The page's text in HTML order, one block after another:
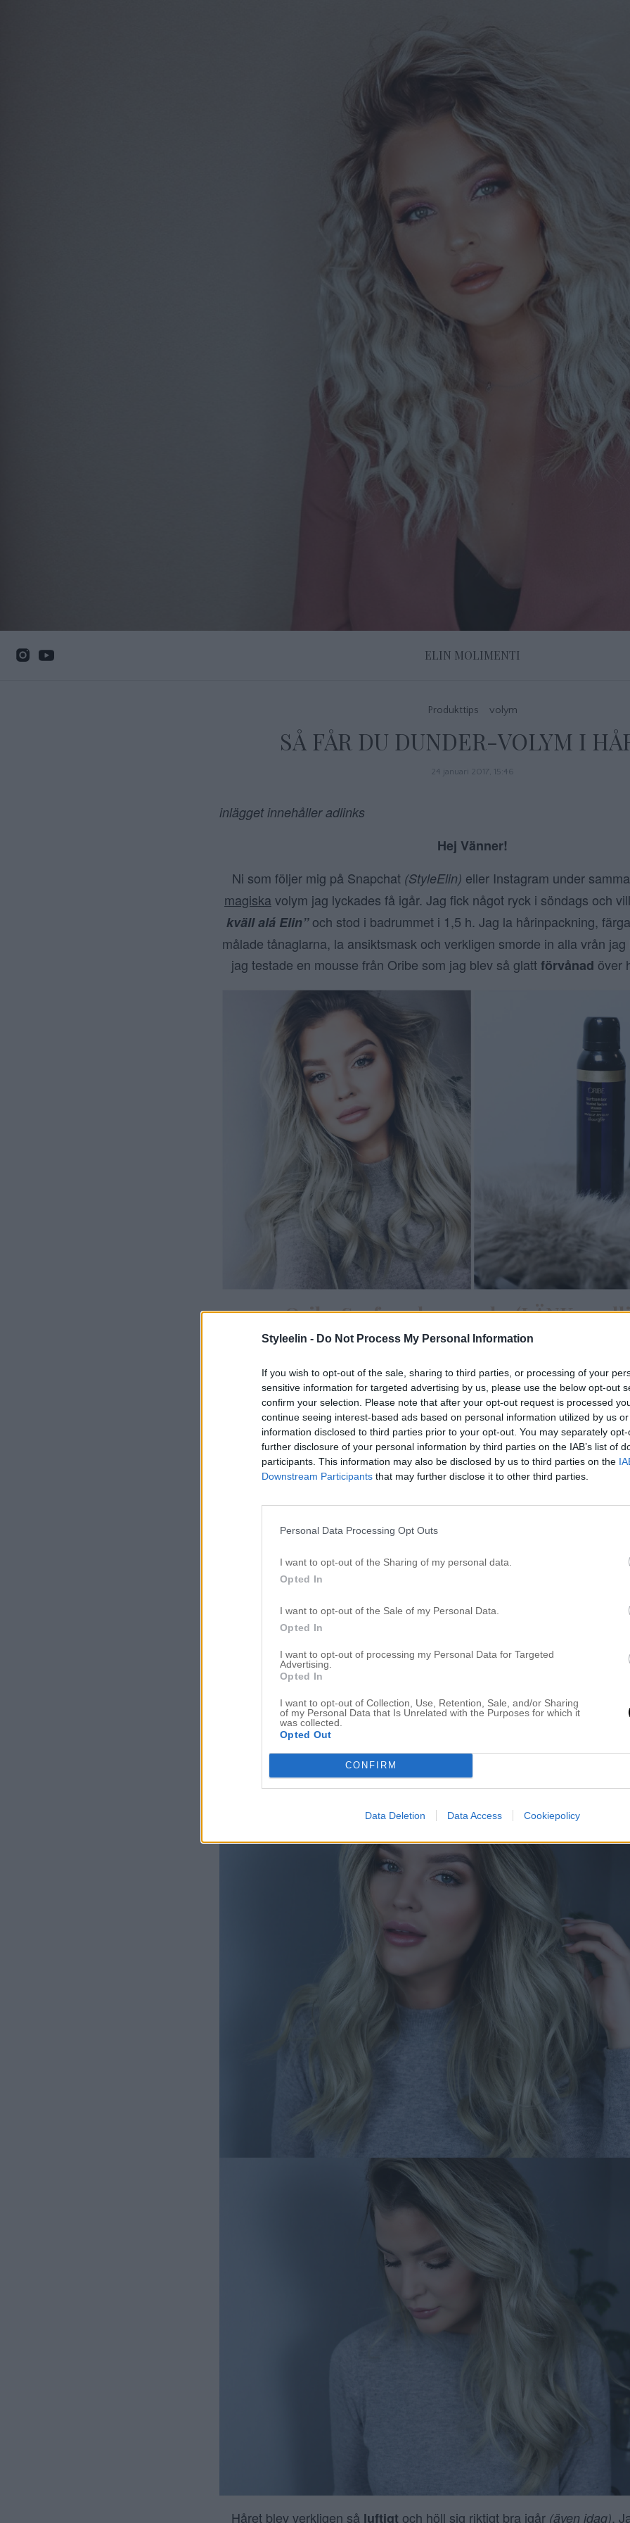
Styleelin - Do Not Process My Personal Information
If you wish to opt-out of the sale, sharing to third parties, or processing of your
sensitive information for targeted advertising by us, please use the below opt-out
confirm your selection. Please note that after your opt-out request is processed
continue seeing interest-based ads based on personal information utilized by us
information disclosed to third parties prior to your opt-out. You may separately
further disclosure of your personal information by third parties on the IAB’s list of
participants. This information may also be disclosed by us to third parties on the
Downstream Participants that may further disclose it to other third parties.
Personal Data Processing Opt Outs
I want to opt-out of the Sharing of my personal data.
Opted In
I want to opt-out of the Sale of my Personal Data.
Opted In
I want to opt-out of processing my Personal Data for Targeted
Advertising.
Opted In
I want to opt-out of Collection, Use, Retention, Sale, and/or Sharing
of my Personal Data that Is Unrelated with the Purposes for which it
was collected.
Opted Out
CONFIRM
Data Deletion Data Access Cookiepolicy
ELIN MOLIMENTI
Produkttips volym
SÅ FÅR DU DUNDER-VOLYM I
24 januari 2017, 15:46
inlägget innehåller adlinks
Hej Vänner!
Ni som följer mig på Snapchat (StyleElin) eller Instagram under
magiska volym jag lyckades få igår. Jag fick något ryck i söndags och
kväll alá Elin”och stod i badrummet i 1,5 h. Jag la hårinpackning,
målade tånaglarna, la ansiktsmask och verkligen smorde in alla vrån
jag testade en mousse från Oribe som jag blev så glattförvånad över
Oribe Surfcomber 409 kr (LÄNK –
Jag satt 30 minuter i hårinpackning och efter det brukar mitt hår vara som
håret upp och ner tills det var ca 60% torrt, masserade in moussen i
längderna. Fönade upp och ner tills håret var 90% torrt och sedan tog
(länk-adink)och volymfönade tills håret är helt torrt. Sedan tog jag min
32mm (länk-adlink)och lockade igenom håret.
Håret blev verkligen så luftigt och höll sig riktigt bra igår (även idag).